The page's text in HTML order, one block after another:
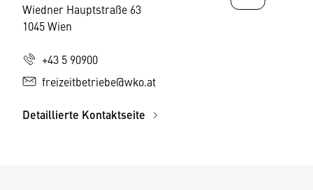
Wiedner Hauptstraße 63
1045 Wien
+43 5 90900
freizeitbetriebe@wko.at
Detaillierte Kontaktseite